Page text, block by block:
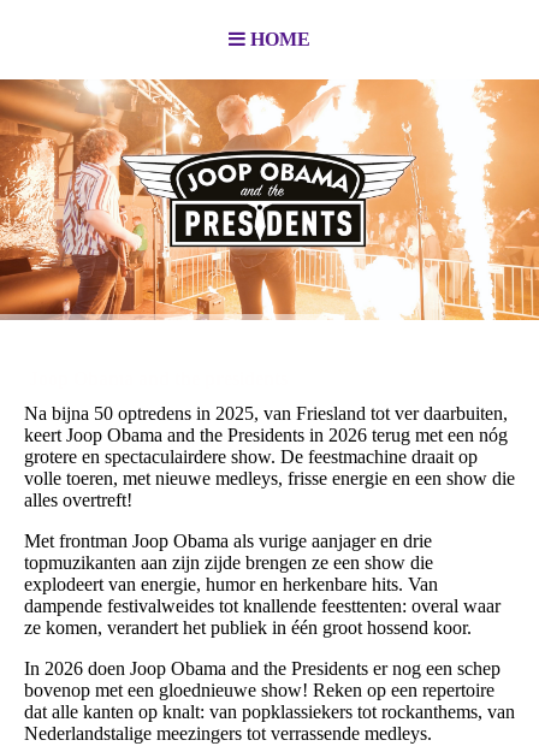
HOME
Na bijna 50 optredens in 2025, van Friesland tot ver daarbuiten,
keert Joop Obama and the Presidents in 2026 terug met een nóg
grotere en spectaculairdere show. De feestmachine draait op
volle toeren, met nieuwe medleys, frisse energie en een show die
alles overtreft!
Met frontman Joop Obama als vurige aanjager en drie
topmuzikanten aan zijn zijde brengen ze een show die
explodeert van energie, humor en herkenbare hits. Van
dampende festivalweides tot knallende feesttenten: overal waar
ze komen, verandert het publiek in één groot hossend koor.
In 2026 doen Joop Obama and the Presidents er nog een schep
bovenop met een gloednieuwe show! Reken op een repertoire
dat alle kanten op knalt: van popklassiekers tot rockanthems, van
Nederlandstalige meezingers tot verrassende medleys.